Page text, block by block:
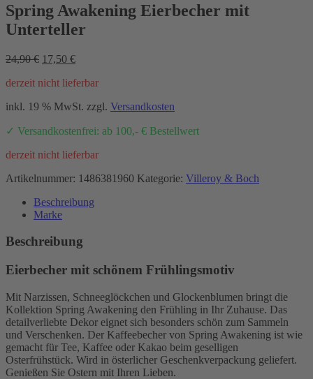
Spring Awakening Eierbecher mit
Unterteller
24,90€ Ursprünglicher
war:
17,50 €Aktueller
ist:
derzeit nicht lieferbar
inkl. 19 % MwSt. zzgl. Versandkosten
✓ Versandkostenfrei: ab 100,- € Bestellwert
derzeit nicht lieferbar
Artikelnummer: 1486381960 Kategorie: Villeroy & Boch
Beschreibung
Marke
Beschreibung
Eierbecher mit schönem Frühlingsmotiv
Mit Narzissen, Schneeglöckchen und Glockenblumen bringt die
Kollektion Spring Awakening den Frühling in Ihr Zuhause. Das
detailverliebte Dekor eignet sich besonders schön zum Sammeln
und Verschenken. Der Kaffeebecher von Spring Awakening ist wie
gemacht für Tee, Kaffee oder Kakao beim geselligen
Osterfrühstück. Wird in österlicher Geschenkverpackung geliefert.
Genießen Sie Ostern mit Ihren Lieben.